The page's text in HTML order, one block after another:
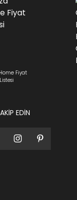
Fiyat
Listesi
EDİN